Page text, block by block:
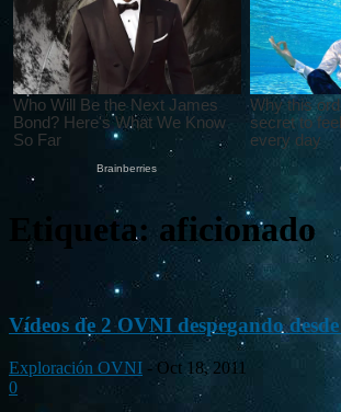
Etiqueta: aficionado
Vídeos de 2 OVNI despegando
Exploración OVNI - Oct 18, 2011
0